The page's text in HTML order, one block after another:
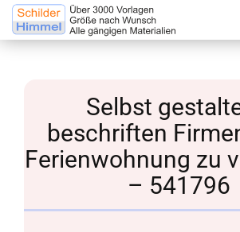
Selbst
beschriften
Ferienwohnung zu
– 541796